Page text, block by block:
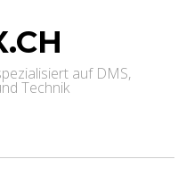
auf DMS,
Technik